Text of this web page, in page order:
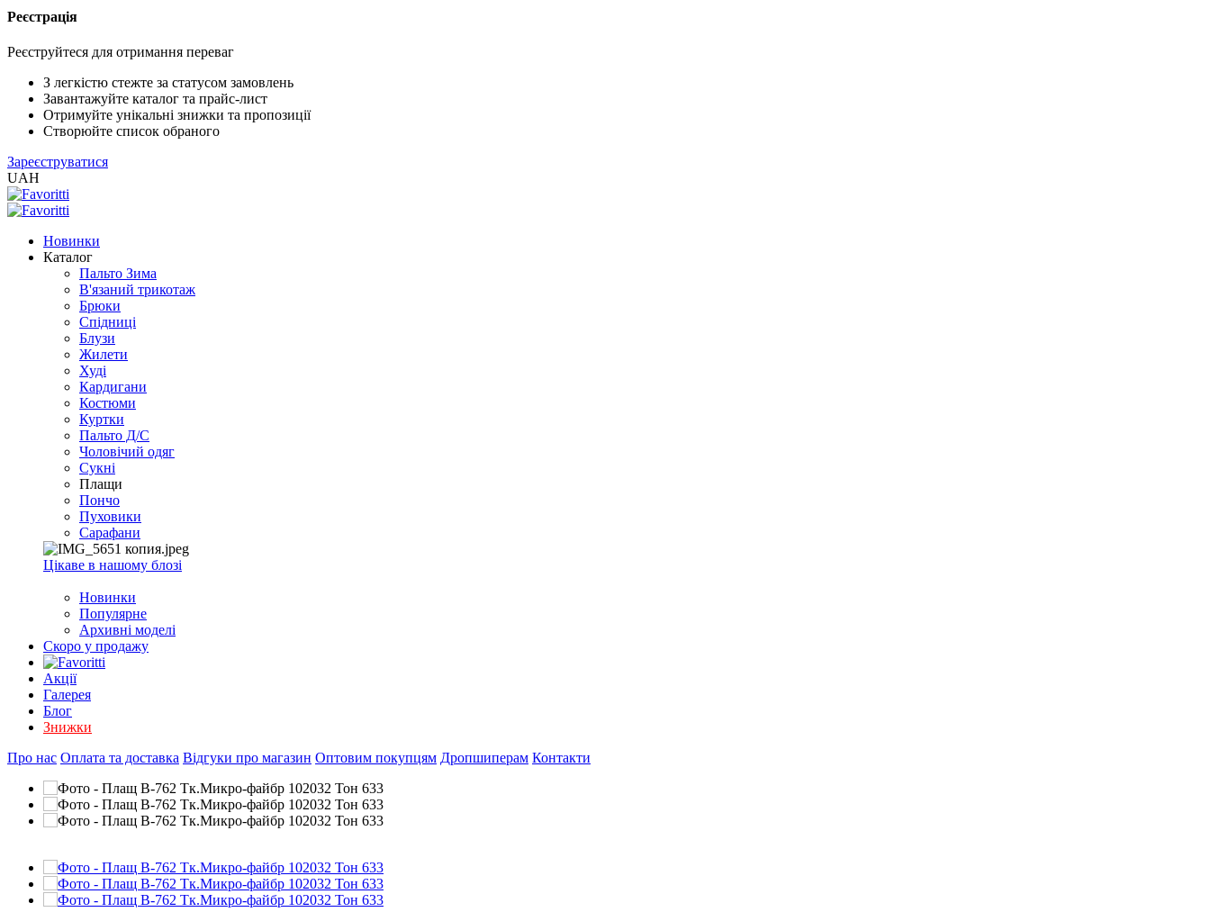
Реєстрація
Реєструйтеся для отримання переваг
З легкістю стежте за статусом замовлень
Завантажуйте каталог та прайс-лист
Отримуйте унікальні знижки та пропозиції
Створюйте список обраного
Зареєструватися
UAH
Новинки
Каталог
Пальто Зима
В'язаний трикотаж
Брюки
Спідниці
Блузи
Жилети
Худі
Кардигани
Костюми
Куртки
Пальто Д/С
Чоловічий одяг
Сукні
Плащи
Пончо
Пуховики
Сарафани
Цікаве в нашому блозі
Новинки
Популярне
Архивні моделі
Скоро у продажу
Акції
Галерея
Блог
Знижки
Про нас Оплата та доставка Відгуки про магазин Оптовим покупцям Дропшиперам Контакти
/
2005
(Розн.)
/
EXCEL
2005
(Опт)
XLSX